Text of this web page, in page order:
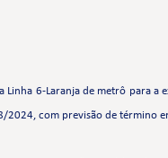
Linha 6-Laranja de metrô para
2024, com previsão de término